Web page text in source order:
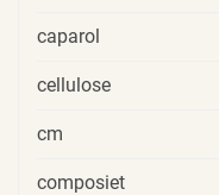
caparol
cellulose
cm
composiet